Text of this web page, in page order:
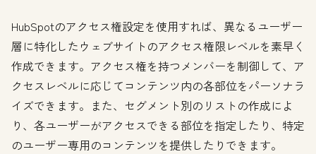
HubSpotのアクセス権設定を使用すれば、異なるユーザー
層に特化したウェブサイトのアクセス権限レベルを素早く
作成できます。アクセス権を持つメンバーを制御して、ア
クセスレベルに応じてコンテンツ内の各部位をパーソナラ
イズできます。また、セグメント別のリストの作成によ
り、各ユーザーがアクセスできる部位を指定したり、特定
のユーザー専用のコンテンツを提供したりできます。